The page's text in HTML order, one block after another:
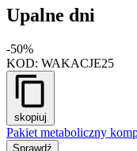
Upalne dni
-50%
KOD: WAKACJE25
skopiuj
Pakiet metaboliczny
Sprawdź